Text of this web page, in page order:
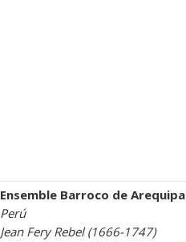
Ensemble Barroco de Arequipa
Perú
Jean Fery Rebel (1666-1747)